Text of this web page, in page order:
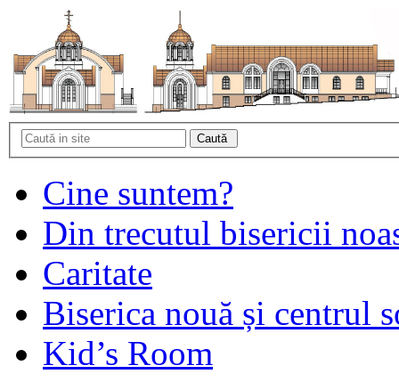
Cine suntem?
Din trecutul bisericii
Caritate
Biserica nouă și centrul
Kid’s Room